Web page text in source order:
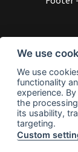
We use
We use
functionality
experience.
the
its usability,
targeting.
Custom